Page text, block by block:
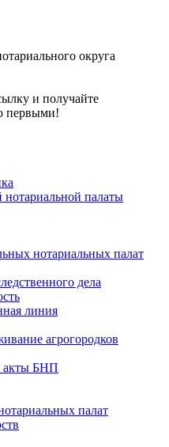
округа
и получайте
первыми!
нотариальной палаты
нотариальных палат
дела
линия
агрогородков
акты БНП
палат